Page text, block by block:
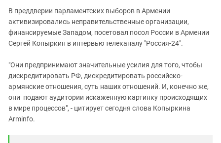
В преддверии парламентских выборов в Армении
активизировались неправительственные организации,
финансируемые Западом, посетовал посол России в Армении
Сергей Копыркин в интервью телеканалу "Россия-24".
"Они предпринимают значительные усилия для того, чтобы
дискредитировать РФ, дискредитировать российско-
армянские отношения, суть наших отношений. И, конечно же,
они подают аудитории искаженную картинку происходящих
в мире процессов", - цитирует сегодня слова Копыркина
Arminfo.